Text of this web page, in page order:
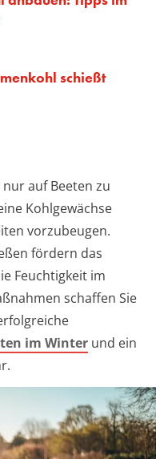
schießt
auf Beeten zu
Kohlgewächse
vorzubeugen.
fördern das
Feuchtigkeit im
schaffen Sie
im Winter und ein